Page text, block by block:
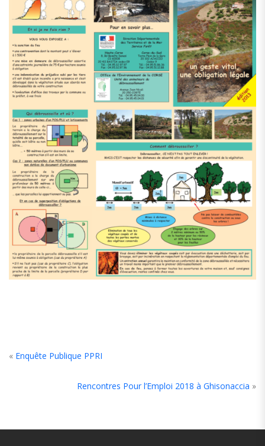
« Enquête Publique PPRI
Rencontres Pour l’Emploi 2018 à Ghisonaccia »